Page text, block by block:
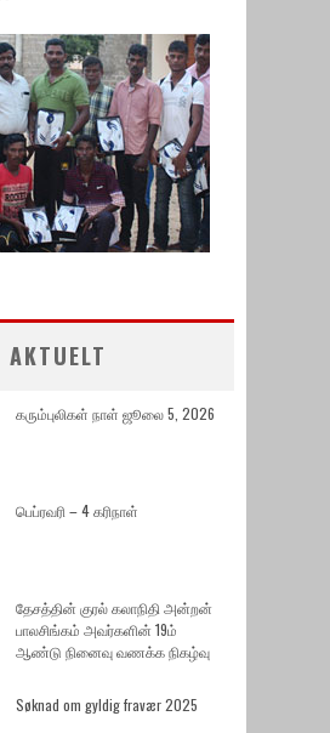
AKTUELT
கரும்புலிகள் நாள் ஜூலை 5, 2026
பெப்ரவரி – 4 கரிநாள்
தேசத்தின் குரல் கலாநிதி அன்றன்
பாலசிங்கம் அவர்களின் 19ம்
ஆண்டு நினைவு வணக்க நிகழ்வு
Søknad om gyldig fravær 2025